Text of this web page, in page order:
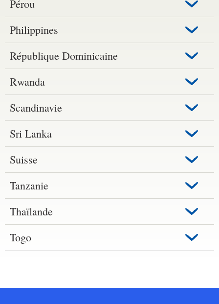
Pérou
Philippines
République Dominicaine
Rwanda
Scandinavie
Sri Lanka
Suisse
Tanzanie
Thaïlande
Togo